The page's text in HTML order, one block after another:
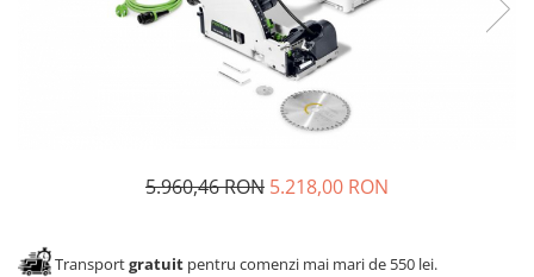
Solutii de curatat & adezivi
Alte scule & unelte5.960,46 RON 5.218,00 RON
Transportgratuit pentru comenzi mai mari de 550 lei.